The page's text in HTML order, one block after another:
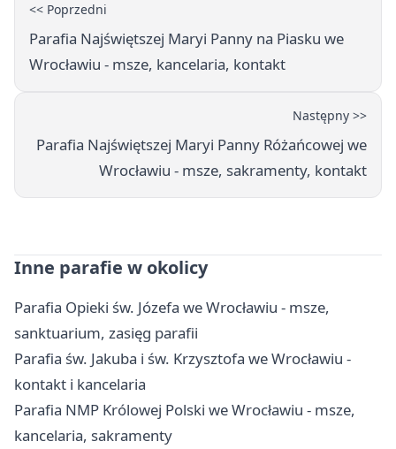
<< Poprzedni
Parafia Najświętszej Maryi Panny na Piasku we
Wrocławiu - msze, kancelaria, kontakt
Następny >>
Parafia Najświętszej Maryi Panny Różańcowej we
Wrocławiu - msze, sakramenty, kontakt
Inne parafie w okolicy
Parafia Opieki św. Józefa we Wrocławiu - msze,
sanktuarium, zasięg parafii
Parafia św. Jakuba i św. Krzysztofa we Wrocławiu -
kontakt i kancelaria
Parafia NMP Królowej Polski we Wrocławiu - msze,
kancelaria, sakramenty